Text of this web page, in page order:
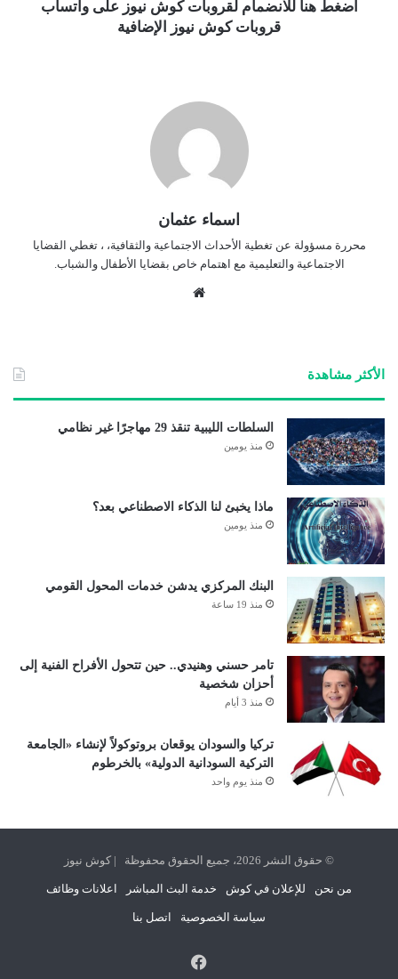
اضغط هنا للانضمام لقروبات كوش نيوز على واتساب
قروبات كوش نيوز الإضافية
اسماء عثمان
محررة مسؤولة عن تغطية الأحداث الاجتماعية والثقافية، ، تغطي القضايا
الاجتماعية والتعليمية مع اهتمام خاص بقضايا الأطفال والشباب.
الأكثر مشاهدة
السلطات الليبية تنقذ 29 مهاجرًا غير نظامي
منذ يومين
ماذا يخبئ لنا الذكاء الاصطناعي بعد؟
منذ يومين
البنك المركزي يدشن خدمات المحول القومي
منذ 19 ساعة
تامر حسني وهنيدي.. حين تتحول الأفراح الفنية إلى
أحزان شخصية
منذ 3 أيام
تركيا والسودان يوقعان بروتوكولاً لإنشاء «الجامعة
التركية السودانية الدولية» بالخرطوم
منذ يوم واحد
© حقوق النشر 2026، جميع الحقوق محفوظة | كوش نيوز
من نحن للإعلان في كوش خدمة البث المباشر اعلانات وظائف
سياسة الخصوصية اتصل بنا